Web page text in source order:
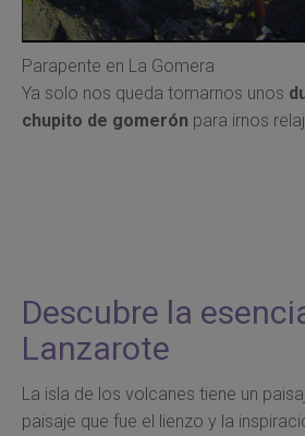
Parapente en La Gomera
Ya solo nos queda tomarnos unos
chupito de gomerón para irnos
Descubre la
Lanzarote
La isla de los volcanes tiene un
paisaje que fue el lienzo y la